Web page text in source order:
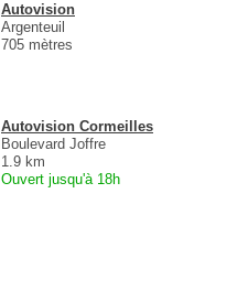
Autovision
Argenteuil
705 mètres
Autovision Cormeilles
Boulevard Joffre
1.9 km
Ouvert jusqu'à 18h